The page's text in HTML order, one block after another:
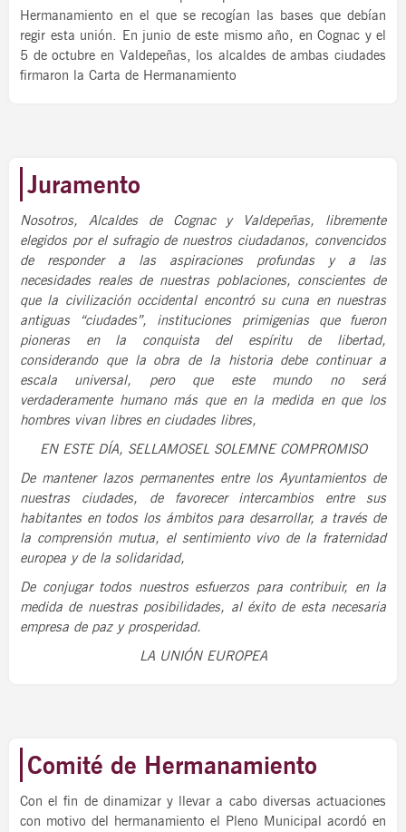
Hermanamiento en el que se recogían las bases que debían
regir esta unión. En junio de este mismo año, en Cognac y el
5 de octubre en Valdepeñas, los alcaldes de ambas ciudades
firmaron la Carta de Hermanamiento
Juramento
Nosotros, Alcaldes de Cognac y Valdepeñas, libremente
elegidos por el sufragio de nuestros ciudadanos, convencidos
de responder a las aspiraciones profundas y a las
necesidades reales de nuestras poblaciones, conscientes de
que la civilización occidental encontró su cuna en nuestras
antiguas “ciudades”, instituciones primigenias que fueron
pioneras en la conquista del espíritu de libertad,
considerando que la obra de la historia debe continuar a
escala universal, pero que este mundo no será
verdaderamente humano más que en la medida en que los
hombres vivan libres en ciudades libres,
EN ESTE DÍA, SELLAMOSEL SOLEMNE COMPROMISO
De mantener lazos permanentes entre los Ayuntamientos de
nuestras ciudades, de favorecer intercambios entre sus
habitantes en todos los ámbitos para desarrollar, a través de
la comprensión mutua, el sentimiento vivo de la fraternidad
europea y de la solidaridad,
De conjugar todos nuestros esfuerzos para contribuir, en la
medida de nuestras posibilidades, al éxito de esta necesaria
empresa de paz y prosperidad.
LA UNIÓN EUROPEA
Comité de Hermanamiento
Con el fin de dinamizar y llevar a cabo diversas actuaciones
con motivo del hermanamiento el Pleno Municipal acordó en